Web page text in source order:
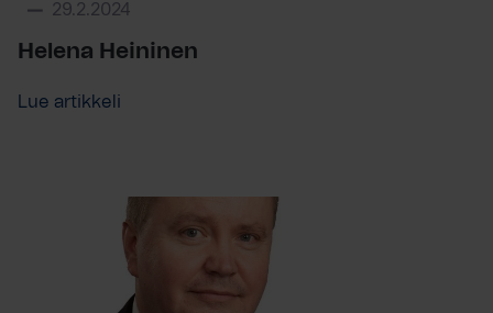
29.2.2024
Helena Heininen
Lue artikkeli